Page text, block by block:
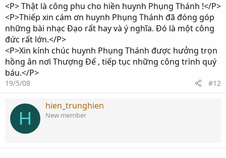
<P> Thật là công phu cho hiền huynh Phụng Thánh !</P>
<P>Thiếp xin cám ơn huynh Phụng Thánh đã đóng góp
những bài nhạc Đạo rất hay và ý nghĩa. Đó là một công
đức rất lớn.</P>
<P>Xin kính chúc huynh Phụng Thánh được hưởng trọn
hồng ân nơi Thượng Đế , tiếp tục những công trình quý
báu.</P>
19/5/08 #12
H
hien_trunghien
New member